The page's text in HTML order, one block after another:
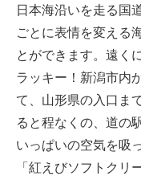
日本海沿いを走る国
ごとに表情を変える
とができます。遠く
ラッキー！新潟市内
て、山形県の入口ま
ると程なくの、道の
いっぱいの空気を吸
「紅えびソフトクリ